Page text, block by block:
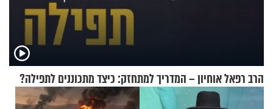
הרב רפאל אוחיון – המדריך למתחזק: כיצד מתכוננים לתפילה?